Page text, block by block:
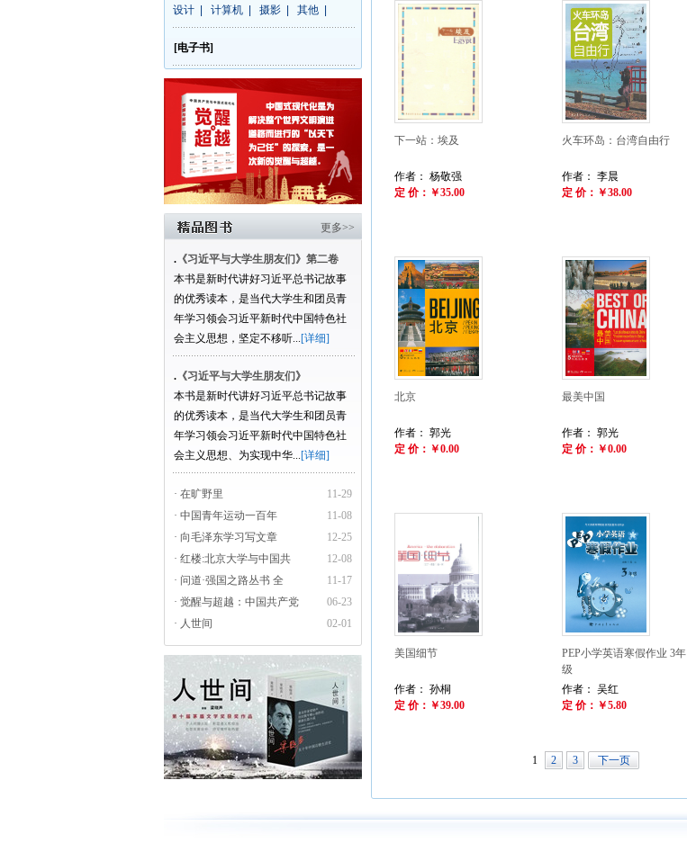
设计
计算机 摄影 其他
[电子书]
更多>>
. 《习近平与大学生朋友们》第二卷
本书是新时代讲好习近平总书记故事
的优秀读本，是当代大学生和团员青
年学习领会习近平新时代中国特色社
会主义思想，坚定不移听...[详细]
. 《习近平与大学生朋友们》
本书是新时代讲好习近平总书记故事
的优秀读本，是当代大学生和团员青
年学习领会习近平新时代中国特色社
会主义思想、为实现中华...[详细]
11-29
· 在旷野里
11-08
· 中国青年运动一百年
12-25
· 向毛泽东学习写文章
12-08
· 红楼:北京大学与中国共
11-17
· 问道·强国之路丛书 全
06-23
· 觉醒与超越：中国共产党
02-01
· 人世间
下一站：埃及
作者： 杨敬强
定 价：￥35.00
火车环岛：台湾自由行
作者： 李晨
定 价：￥38.00
北京
作者： 郭光
定 价：￥0.00
最美中国
作者： 郭光
定 价：￥0.00
美国细节
作者： 孙桐
定 价：￥39.00
PEP小学英语寒假作业 3年
级
作者： 吴红
定 价：￥5.80
1 2 3 下一页